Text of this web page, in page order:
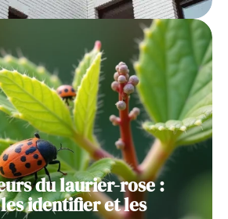
du laurier-rose :
identifier et les